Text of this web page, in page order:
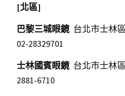
內藤眼鏡銷售點
Boston club經銷點
聯絡我們
[北區]
巴黎三城眼鏡
台北市士林
02-28329701
士林國賓眼鏡
台北市士林
2881-6710